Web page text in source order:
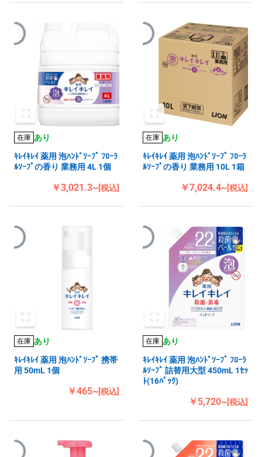
在庫 あり
ｷﾚｲｷﾚｲ 薬用 泡ﾊﾝﾄﾞｿｰﾌﾟ ﾌﾛｰﾗ
ﾙｿｰﾌﾟの香り 業務用 4L 1個
￥3,021.3~[税込]
在庫 あり
ｷﾚｲｷﾚｲ 薬用 泡ﾊﾝﾄﾞｿｰﾌﾟ ﾌﾛｰﾗ
ﾙｿｰﾌﾟの香り 業務用 10L 1箱
￥7,024.4~[税込]
在庫 あり
ｷﾚｲｷﾚｲ 薬用 泡ﾊﾝﾄﾞｿｰﾌﾟ 携帯
用 50mL 1個
￥465~[税込]
在庫 あり
ｷﾚｲｷﾚｲ 薬用 泡ﾊﾝﾄﾞｿｰﾌﾟ ﾌﾛｰﾗ
ﾙｿｰﾌﾟ 詰替用大型 450mL 1ｾｯ
ﾄ(16ﾊﾟｯｸ)
￥5,720~[税込]